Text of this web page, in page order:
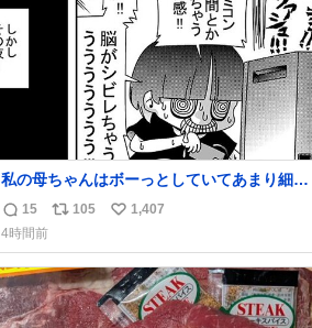
私の母ちゃんはボーっとしていてあまり細か
い事を気にしません。優秀な人の多い現代の
価値観から見ると、あまり優秀な母親ではな
いかもしれません。でも、だからこそ、私は
そういう母親が大好きです。今も昔もすごく
リラックスします。「優秀」と「良い」は別
なんですよね。 1/2
返
信
数
15
リ
ス
ト
数
105
い
ね
数
1,407
4時間前